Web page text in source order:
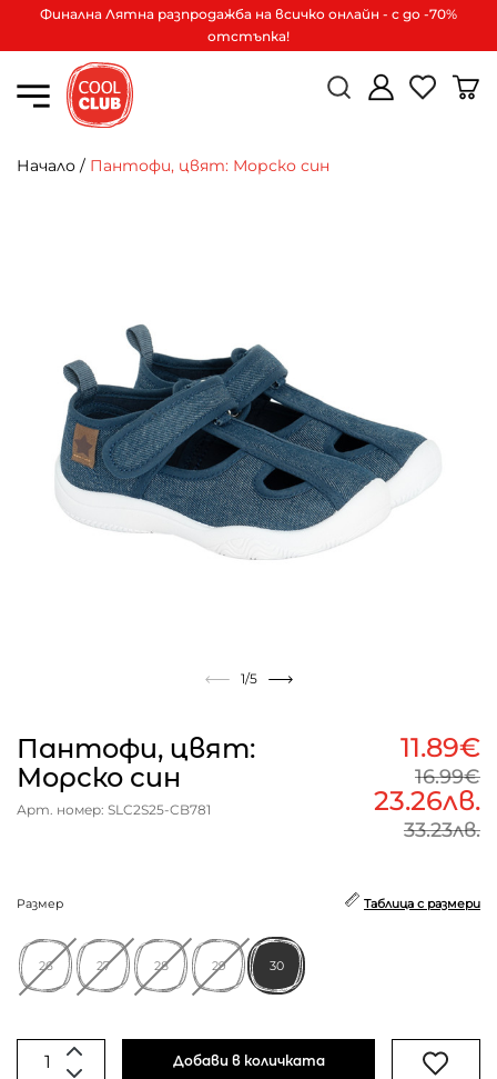
Финална Лятна разпродажба на всичко онлайн - с до -70%
отстъпка!
Начало / Пантофи, цвят: Морско син
1/5
Пантофи, цвят:
Морско син
Арт. номер: SLC2S25-CB781
11.89€
16.99€
23.26лв.
33.23лв.
Размер Таблица с размери
26 27 28 29 30
Добави в количката